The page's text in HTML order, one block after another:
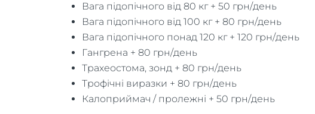
Вага підопічного від 80 кг + 50 грн/день
Вага підопічного від 100 кг + 80 грн/день
Вага підопічного понад 120 кг + 120 грн/день
Гангрена + 80 грн/день
Трахеостома, зонд + 80 грн/день
Трофічні виразки + 80 грн/день
Калоприймач / пролежні + 50 грн/день